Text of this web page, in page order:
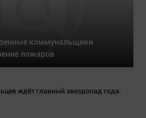
коммунальщики
пожаров
ждёт главный звездопад года.